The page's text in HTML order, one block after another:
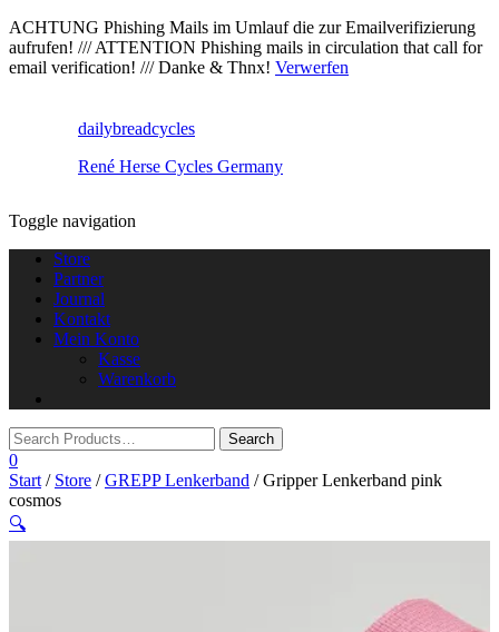
ACHTUNG Phishing Mails im Umlauf die zur Emailverifizierung
aufrufen! /// ATTENTION Phishing mails in circulation that call for
email verification! /// Danke & Thnx! Verwerfen
dailybreadcycles
René Herse Cycles Germany
Toggle navigation
Store
Partner
Journal
Kontakt
Mein Konto
Kasse
Warenkorb
0
Start / Store /GREPP Lenkerband / Gripper Lenkerband pink
cosmos
🔍